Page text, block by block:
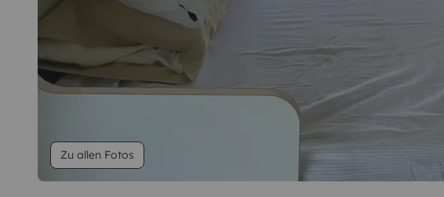
Zu allen Fotos